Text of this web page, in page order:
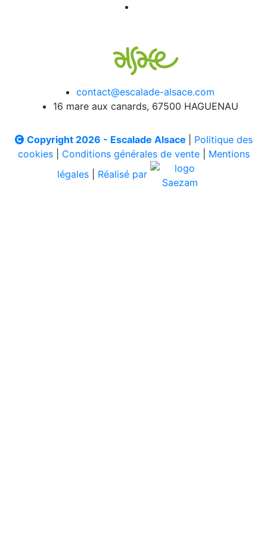
contact@escalade-alsace.com
16 mare aux canards, 67500 HAGUENAU
Copyright 2026 - Escalade Alsace
Politique des
cookies| Conditions générales de vente| Mentions
légales
Réalisé par